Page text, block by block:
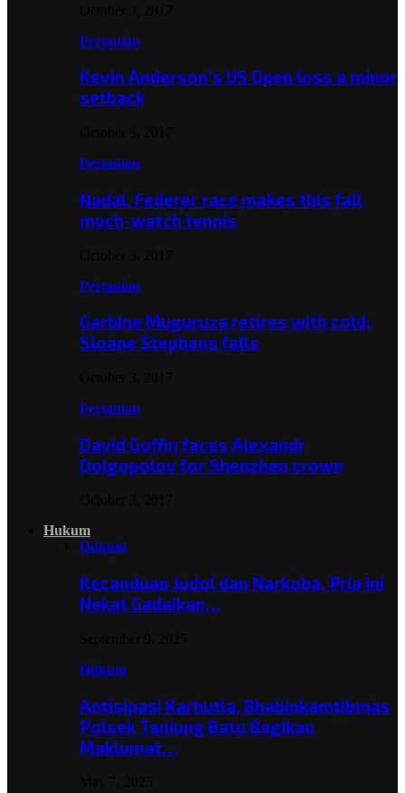
Pertanian
Kevin Anderson’s US Open loss a minor
setback
Pertanian
Nadal, Federer race makes this fall
much-watch tennis
Pertanian
Garbine Muguruza retires with cold;
Sloane Stephens falls
Pertanian
David Goffin faces Alexandr
Dolgopolov for Shenzhen crown
Hukum
Hukum
Kecanduan Judol dan Narkoba, Pria Ini
Nekat Gadaikan…
Hukum
Antisipasi Karhutla, Bhabinkamtibmas
Polsek Tanjung Batu Bagikan
Maklumat…